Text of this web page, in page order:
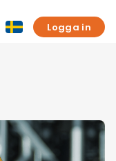
Logga in